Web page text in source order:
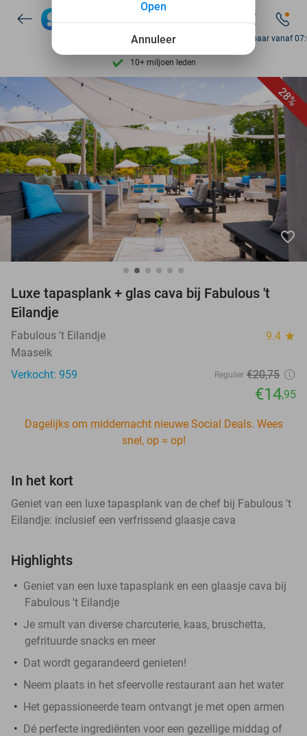
7 dagen per week beschikbaar
10+ miljoen leden
9,4 op basis van
Ontdek 15.000+ deals
7 dagen per week beschikbaar
Bereikbaar vanaf
28%
favorite_border
Luxe tapasplank + glas cava bij Fabulous 't
Eilandje
Fabulous 't Eilandje 9.4 star
Maaseik
Verkocht: 959
Regulier €20,75
€14,95
Dagelijks om middernacht nieuwe Social Deals. Wees
snel, op = op!
In het kort
Geniet van een luxe tapasplank van de chef bij Fabulous 't
Eilandje: inclusief een verfrissend glaasje cava
Highlights
Geniet van een luxe tapasplank en een glaasje cava bij
Fabulous 't Eilandje
Je smult van diverse charcuterie, kaas, bruschetta,
gefrituurde snacks en meer
Dat wordt gegarandeerd genieten!
Neem plaats in het sfeervolle restaurant aan het water
Het gepassioneerde team ontvangt je met open armen
Dé perfecte ingrediënten voor een gezellige middag of
Annuleer
Open